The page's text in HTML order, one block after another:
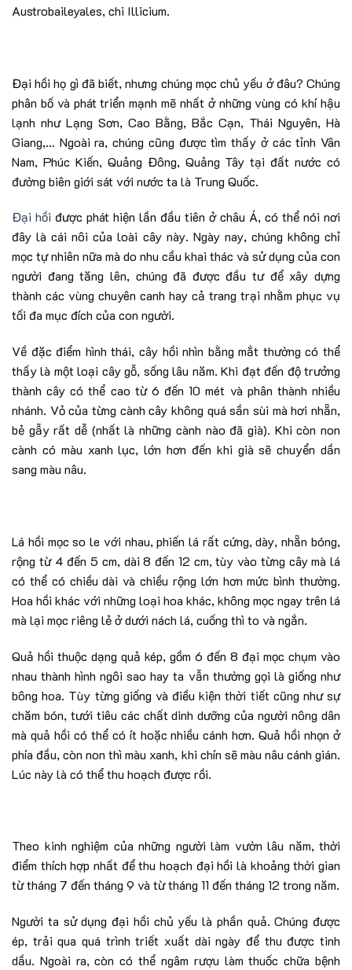
Austrobaileyales, chi Illicium.
Đại hồi họ gì đã biết, nhưng chúng mọc chủ yếu ở đâu? Chúng
phân bố và phát triển mạnh mẽ nhất ở những vùng có khí hậu
lạnh như Lạng Sơn, Cao Bằng, Bắc Cạn, Thái Nguyên, Hà
Giang,… Ngoài ra, chúng cũng được tìm thấy ở các tỉnh Vân
Nam, Phúc Kiến, Quảng Đông, Quảng Tây tại đất nước có
đường biên giới sát với nước ta là Trung Quốc.
Đại hồi được phát hiện lần đầu tiên ở châu Á, có thể nói nơi
đây là cái nôi của loài cây này. Ngày nay, chúng không chỉ
mọc tự nhiên nữa mà do nhu cầu khai thác và sử dụng của con
người đang tăng lên, chúng đã được đầu tư để xây dựng
thành các vùng chuyên canh hay cả trang trại nhằm phục vụ
tối đa mục đích của con người.
Về đặc điểm hình thái, cây hồi nhìn bằng mắt thường có thể
thấy là một loại cây gỗ, sống lâu năm. Khi đạt đến độ trưởng
thành cây có thể cao từ 6 đến 10 mét và phân thành nhiều
nhánh. Vỏ của từng cành cây không quá sần sùi mà hơi nhẵn,
bẻ gẫy rất dễ (nhất là những cành nào đã già). Khi còn non
cành có màu xanh lục, lớn hơn đến khi già sẽ chuyển dần
sang màu nâu.
Lá hồi mọc so le với nhau, phiến lá rất cứng, dày, nhẵn bóng,
rộng từ 4 đến 5 cm, dài 8 đến 12 cm, tùy vào từng cây mà lá
có thể có chiều dài và chiều rộng lớn hơn mức bình thường.
Hoa hồi khác với những loại hoa khác, không mọc ngay trên lá
mà lại mọc riêng lẻ ở dưới nách lá, cuống thì to và ngắn.
Quả hồi thuộc dạng quả kép, gồm 6 đến 8 đại mọc chụm vào
nhau thành hình ngôi sao hay ta vẫn thường gọi là giống như
bông hoa. Tùy từng giống và điều kiện thời tiết cũng như sự
chăm bón, tưới tiêu các chất dinh dưỡng của người nông dân
mà quả hồi có thể có ít hoặc nhiều cánh hơn. Quả hồi nhọn ở
phía đầu, còn non thì màu xanh, khi chín sẽ màu nâu cánh gián.
Lúc này là có thể thu hoạch được rồi.
Theo kinh nghiệm của những người làm vườn lâu năm, thời
điểm thích hợp nhất để thu hoạch đại hồi là khoảng thời gian
từ tháng 7 đến tháng 9 và từ tháng 11 đến tháng 12 trong năm.
Người ta sử dụng đại hồi chủ yếu là phần quả. Chúng được
ép, trải qua quá trình triết xuất dài ngày để thu được tinh
dầu. Ngoài ra, còn có thể ngâm rượu làm thuốc chữa bệnh